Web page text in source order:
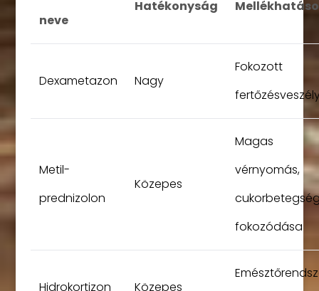
neve
Hatékonyság
Dexametazon Nagy
Fokozott
Metil-
prednizolon
Közepes
Magas
vérnyomás,
fokozódása
Hidrokortizon Közepes